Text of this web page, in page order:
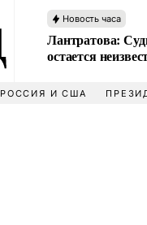
Новость часа
Лантратова:
остается
РОССИЯ И США